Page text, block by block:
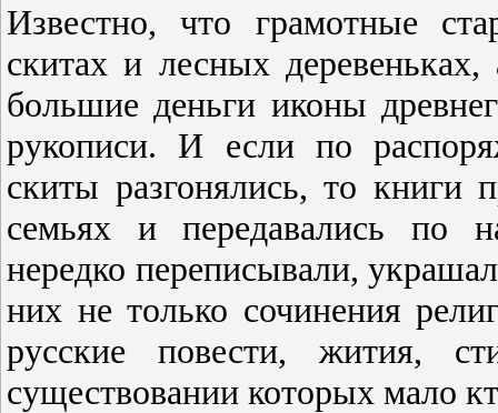
Известно, что грамотные
скитах и лесных
большие деньги иконы
рукописи. И если по
скиты разгонялись, то книги
семьях и передавались по
нередко переписывали,
них не только сочинения
русские повести, жития,
существовании которых мало